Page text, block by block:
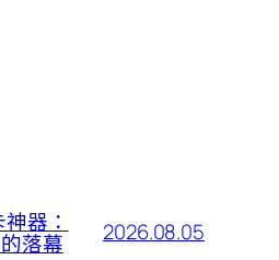
器：
落幕 2026.08.05